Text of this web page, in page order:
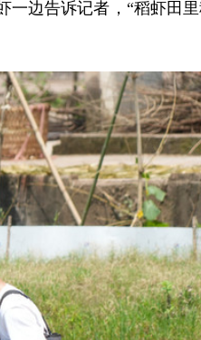
一边告诉记者，“稻虾田